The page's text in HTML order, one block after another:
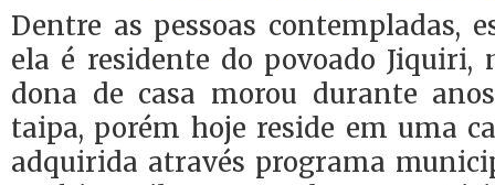
Dentre as pessoas contempladas,
ela é residente do povoado Jiquiri,
dona de casa morou durante
taipa, porém hoje reside em uma
adquirida através programa